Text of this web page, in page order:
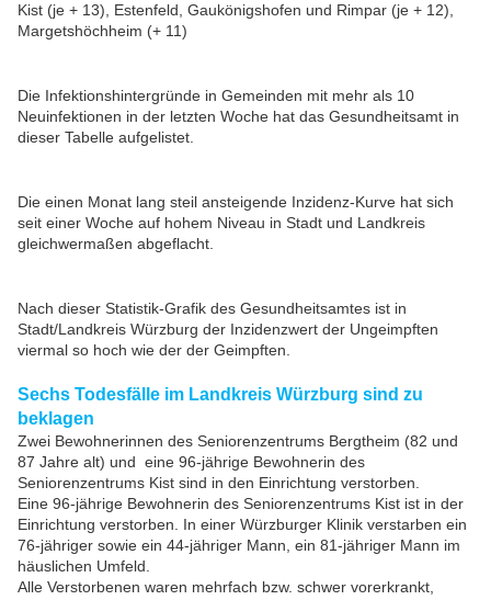
Kist (je + 13), Estenfeld, Gaukönigshofen und Rimpar (je + 12),
Margetshöchheim (+ 11)
Die Infektionshintergründe in Gemeinden mit mehr als 10
Neuinfektionen in der letzten Woche hat das Gesundheitsamt in
dieser Tabelle aufgelistet.
Die einen Monat lang steil ansteigende Inzidenz-Kurve hat sich
seit einer Woche auf hohem Niveau in Stadt und Landkreis
gleichwermaßen abgeflacht.
Nach dieser Statistik-Grafik des Gesundheitsamtes ist in
Stadt/Landkreis Würzburg der Inzidenzwert der Ungeimpften
viermal so hoch wie der der Geimpften.
Sechs Todesfälle im Landkreis Würzburg sind zu
beklagen
Zwei Bewohnerinnen des Seniorenzentrums Bergtheim (82 und
87 Jahre alt) und eine 96-jährige Bewohnerin des
Seniorenzentrums Kist sind in den Einrichtung verstorben.
Eine 96-jährige Bewohnerin des Seniorenzentrums Kist ist in der
Einrichtung verstorben. In einer Würzburger Klinik verstarben ein
76-jähriger sowie ein 44-jähriger Mann, ein 81-jähriger Mann im
häuslichen Umfeld.
Alle Verstorbenen waren mehrfach bzw. schwer vorerkrankt,